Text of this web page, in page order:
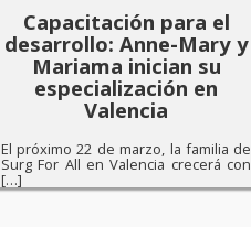
Capacitación para el
desarrollo: Anne-Mary y
Mariama inician su
especialización en
Valencia
El próximo 22 de marzo, la familia de
Surg For All en Valencia crecerá con
[…]